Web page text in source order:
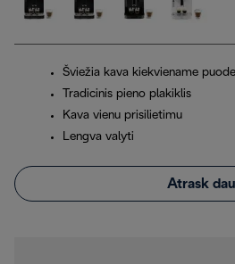
Šviežia kava kiekviename
Tradicinis pieno plakiklis
Kava vienu prisilietimu
Lengva valyti
Atrask